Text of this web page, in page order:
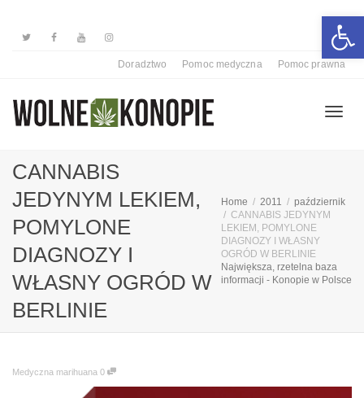
Doradztwo Pomoc medyczna Pomoc prawna
CANNABIS
JEDYNYM LEKIEM,
POMYLONE
DIAGNOZY I
WŁASNY OGRÓD W
BERLINIE
Home 2011
październik
CANNABIS JEDYNYM
LEKIEM, POMYLONE
DIAGNOZY I WŁASNY
OGRÓD W BERLINIE
Największa, rzetelna baza
informacji - Konopie w Polsce
Medyczna marihuana 0